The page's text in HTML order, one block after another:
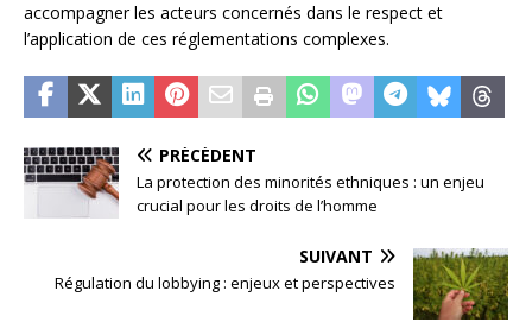
accompagner les acteurs concernés dans le respect et
l’application de ces réglementations complexes.
PRÉCÉDENT
La protection des minorités ethniques : un enjeu
crucial pour les droits de l’homme
SUIVANT
Régulation du lobbying : enjeux et perspectives